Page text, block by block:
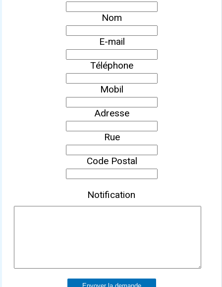
Nom
E-mail
Téléphone
Mobil
Adresse
Rue
Code Postal
Notification